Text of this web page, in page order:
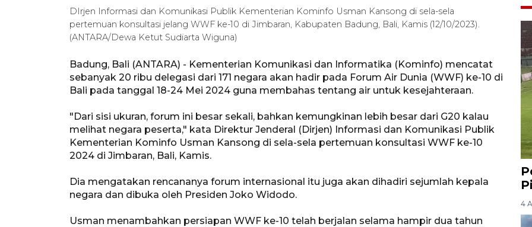
DIrjen Informasi dan Komunikasi Publik Kementerian Kominfo Usman Kansong di sela-sela
pertemuan konsultasi jelang WWF ke-10 di Jimbaran, Kabupaten Badung, Bali, Kamis (12/10/2023).
(ANTARA/Dewa Ketut Sudiarta Wiguna)
Badung, Bali (ANTARA) - Kementerian Komunikasi dan Informatika (Kominfo) mencatat
sebanyak 20 ribu delegasi dari 171 negara akan hadir pada Forum Air Dunia (WWF) ke-10 di
Bali pada tanggal 18-24 Mei 2024 guna membahas tentang air untuk kesejahteraan.
"Dari sisi ukuran, forum ini besar sekali, bahkan kemungkinan lebih besar dari G20 kalau
melihat negara peserta," kata Direktur Jenderal (Dirjen) Informasi dan Komunikasi Publik
Kementerian Kominfo Usman Kansong di sela-sela pertemuan konsultasi WWF ke-10
2024 di Jimbaran, Bali, Kamis.
Dia mengatakan rencananya forum internasional itu juga akan dihadiri sejumlah kepala
negara dan dibuka oleh Presiden Joko Widodo.
Usman menambahkan persiapan WWF ke-10 telah berjalan selama hampir dua tahun
4